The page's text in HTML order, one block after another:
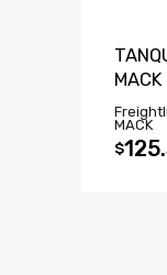
MACK
MACK
$